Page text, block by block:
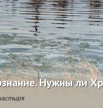
Нужны ли